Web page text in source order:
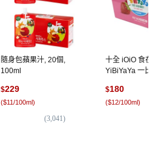
隨身包蘋果汁, 20個,
100ml
$229
($11/100ml)
(3,041)
十全 iOiO 食在
YiBiYaYa 一比
15袋
$180
($12/100ml)